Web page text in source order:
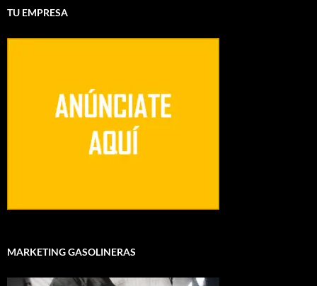
TU EMPRESA
MARKETING GASOLINERAS